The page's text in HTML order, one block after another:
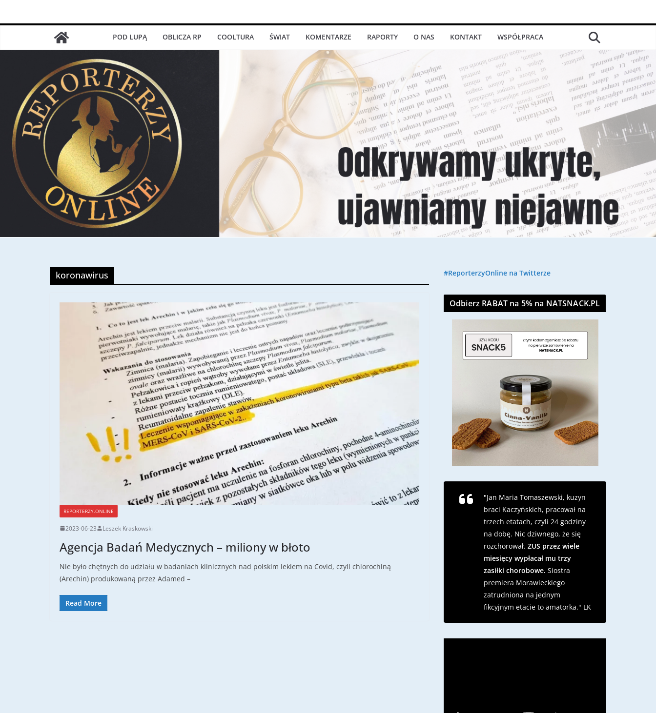
POD LUPĄ OBLICZA RP COOLTURA ŚWIAT KOMENTARZE RAPORTY O NAS KONTAKT WSPÓŁPRACA
koronawirus
REPORTERZY.ONLINE
2023-06-23 Leszek Kraskowski
Agencja Badań Medycznych – miliony w błoto
Nie było chętnych do udziału w badaniach klinicznych nad polskim lekiem na Covid, czyli chlorochiną
(Arechin) produkowaną przez Adamed –
Read More
#ReporterzyOnline na Twitterze
Odbierz RABAT na 5% na NATSNACK.PL
"Jan Maria Tomaszewski, kuzyn
braci Kaczyńskich, pracował na
trzech etatach, czyli 24 godziny
na dobę. Nic dziwnego, że się
rozchorował. ZUS przez wiele
miesięcy wypłacał mu trzy
zasiłki chorobowe. Siostra
premiera Morawieckiego
zatrudniona na jednym
fikcyjnym etacie to amatorka." LK